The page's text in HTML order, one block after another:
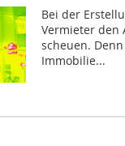
Bei der
Vermieter den
scheuen.
Immobilie...